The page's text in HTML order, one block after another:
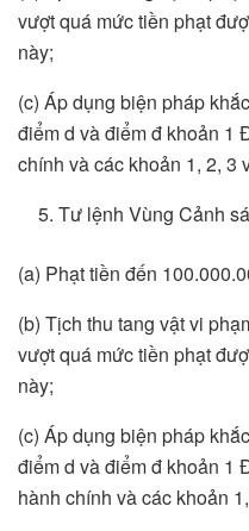
vượt quá mức tiền phạt
này;
(c) Áp dụng biện pháp
điểm d và điểm đ khoản 1
chính và các khoản 1, 2, 3
Tư lệnh Vùng Cảnh
(a) Phạt tiền đến
(b) Tịch thu tang vật vi
vượt quá mức tiền phạt
này;
(c) Áp dụng biện pháp
điểm d và điểm đ khoản 1
hành chính và các khoản